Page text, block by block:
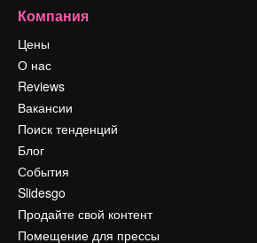
Компания
Цены
О нас
Reviews
Вакансии
Поиск тенденций
Блог
События
Slidesgo
Продайте свой контент
Помещение для прессы